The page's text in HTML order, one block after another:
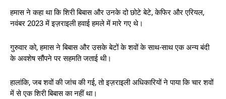
हमास ने कहा था कि शिरी बिबास और उनके दो छोटे बेटे, केफिर और एरियल,
नवंबर 2023 में इज़राइली हवाई हमले में मारे गए थे।
गुरुवार को, हमास ने बिबास और उसके बेटों के शवों के साथ-साथ एक अन्य बंदी
के अवशेष सौंपने पर सहमति जताई थी।
हालांकि, जब शवों की जांच की गई, तो इज़राइली अधिकारियों ने पाया कि चार शवों
में से एक शिरी बिबास का नहीं था।